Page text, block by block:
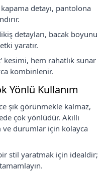
detayı, pantolona
detayları, bacak boyunu
yaratır.
hem rahatlık sunar
kombinlenir.
Yönlü Kullanım
şık görünmekle kalmaz,
çok yönlüdür. Akıllı
ve durumlar için kolayca
stil yaratmak için idealdir;